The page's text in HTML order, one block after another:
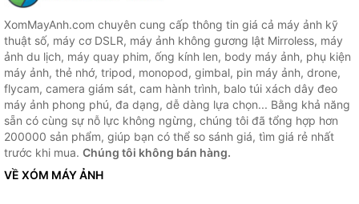
XomMayAnh.com chuyên cung cấp thông tin giá cả máy ảnh kỹ
thuật số, máy cơ DSLR, máy ảnh không gương lật Mirroless, máy
ảnh du lịch, máy quay phim, ống kính len, body máy ảnh, phụ kiện
máy ảnh, thẻ nhớ, tripod, monopod, gimbal, pin máy ảnh, drone,
flycam, camera giám sát, cam hành trình, balo túi xách dây đeo
máy ảnh phong phú, đa dạng, dễ dàng lựa chọn... Bằng khả năng
sẵn có cùng sự nỗ lực không ngừng, chúng tôi đã tổng hợp hơn
200000 sản phẩm, giúp bạn có thể so sánh giá, tìm giá rẻ nhất
trước khi mua. Chúng tôi không bán hàng.
VỀ XÓM MÁY ẢNH